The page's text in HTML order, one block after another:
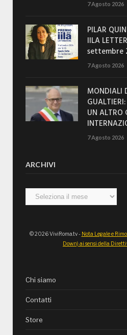
7 Agosto 2026
PILAR
IILA
settembre
7 Agosto 2026
MONDIALI
UN ALTRO
7 Agosto 2026
ARCHIVI
Archivi
© 2026 ViviRoma.tv - Nota Legale e
Down) ai sensi della
Chi siamo
Contatti
Store